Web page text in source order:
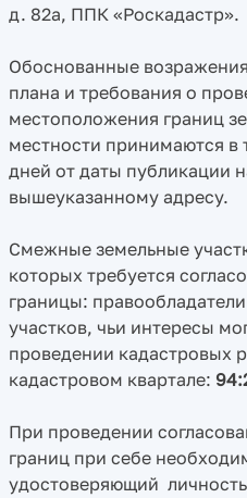
д. 82а, ППК «Роскадастр».
Обоснованные
плана и требования о
местоположения границ
местности принимаются в
дней от даты публикации
вышеуказанному адресу.
Смежные земельные
которых требуется
границы:
участков, чьи интересы
проведении кадастровых
кадастровом квартале:
При проведении
границ при себе
удостоверяющий